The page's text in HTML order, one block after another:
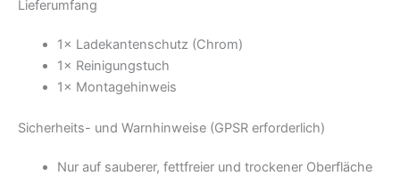
Lieferumfang
1× Ladekantenschutz (Chrom)
1× Reinigungstuch
1× Montagehinweis
Sicherheits- und Warnhinweise (GPSR erforderlich)
Nur auf sauberer, fettfreier und trockener Oberfläche